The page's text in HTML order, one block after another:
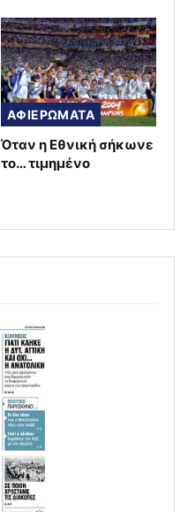
ΑΦΙΕΡΩΜΑΤΑ
Όταν η Εθνική σήκωνε
το… τιμημένο